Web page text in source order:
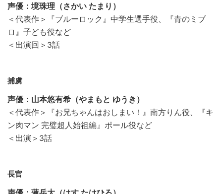
声優：境珠理（さかい たまり）
＜代表作＞『ブルーロック』中学生選手役、『青のミブ
ロ』子ども役など
＜出演回＞3話
捕虜
声優：山本悠有希（やまもと ゆうき）
＜代表作＞『お兄ちゃんはおしまい！』南方りん役、『キ
ン肉マン 完璧超人始祖編』ポール役など
＜出演＞3話
長官